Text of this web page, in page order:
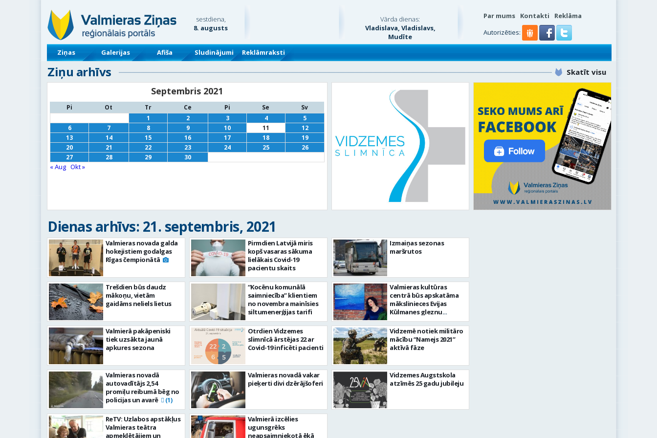
sestdiena,
8. augusts
Vārda dienas:
Vladislava, Vladislavs,
Mudīte
Par mums Kontakti
Reklāma
Autorizēties:
Ziņas Galerijas Afiša Sludinājumi Reklāmraksti
Ziņu arhīvs Skatīt visu
Septembris 2021
Pi Ot Tr Ce Pi Se
Sv
1
2 3 4
5
6
7 8 9 10 11
12
13
14 15 16 17 18
19
20
21 22 23 24 25
26
27
28 29 30
« Aug Okt »
Dienas arhīvs: 21. septembris, 2021
Valmieras novada galda
hokejistiem godalgas
Rīgas čempionātā
Trešdien būs daudz
mākoņu, vietām
gaidāms neliels lietus
Valmierā pakāpeniski
tiek uzsākta jaunā
apkures sezona
Valmieras novadā
autovadītājs 2,54
promiļu reibumā bēg no
policijas un avarē
(1)
ReTV: Uzlabos apstākļus
Valmieras teātra
apmeklētājiem un
Pirmdien Latvijā miris
kopš vasaras sākuma
lielākais Covid-19
pacientu skaits
“Kocēnu komunālā
saimniecība” klientiem
no novembra mainīsies
siltumenerģijas tarifi
Otrdien Vidzemes
slimnīcā ārstējas 22 ar
Covid-19 inficēti pacienti
Valmieras novadā vakar
pieķerti divi dzērājšoferi
Valmierā izcēlies
ugunsgrēks
neapsaimniekotā ēkā
Izmaiņas sezonas
maršrutos
Valmieras kultūras
centrā būs apskatāma
mākslinieces Evijas
Kūlmanes gleznu
izstāde “Sapņu
melodijas”
Vidzemē notiek militāro
mācību “Namejs 2021”
aktīvā fāze
Vidzemes Augstskola
atzīmēs 25 gadu jubileju